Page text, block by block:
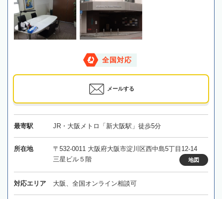
全国対応
メールする
最寄駅 JR・大阪メトロ「新大阪駅」徒歩5分
所在地
〒532-0011 大阪府大阪市淀川区西中島5丁目12-14
三星ビル５階
地図
対応エリア 大阪、全国オンライン相談可